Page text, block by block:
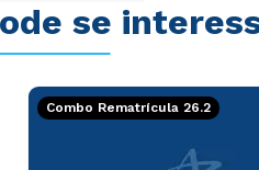
se
Combo Rematrícula 26.2